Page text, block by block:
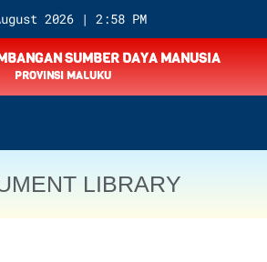
2026 | 2:58 PM
SUMBER DAYA MANUSIA
PROVINSI MALUKU
LIBRARY